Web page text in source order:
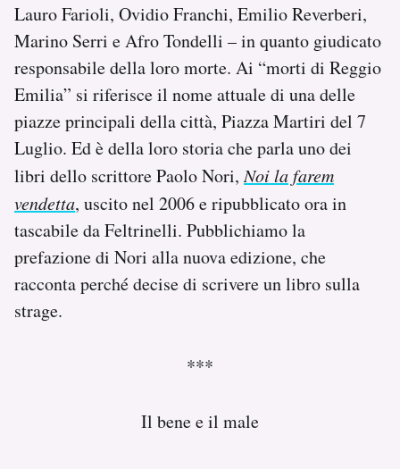
Lauro Farioli, Ovidio Franchi, Emilio Reverberi,
Marino Serri e Afro Tondelli – in quanto giudicato
responsabile della loro morte. Ai “morti di Reggio
Emilia” si riferisce il nome attuale di una delle
piazze principali della città, Piazza Martiri del 7
Luglio. Ed è della loro storia che parla uno dei
libri dello scrittore Paolo Nori,Noi la farem
vendetta, uscito nel 2006 e ripubblicato ora in
tascabile da Feltrinelli. Pubblichiamo la
prefazione di Nori alla nuova edizione, che
racconta perché decise di scrivere un libro sulla
strage.
***
Il bene e il male